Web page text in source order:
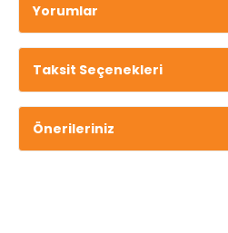
Yorumlar
Taksit Seçenekleri
Önerileriniz